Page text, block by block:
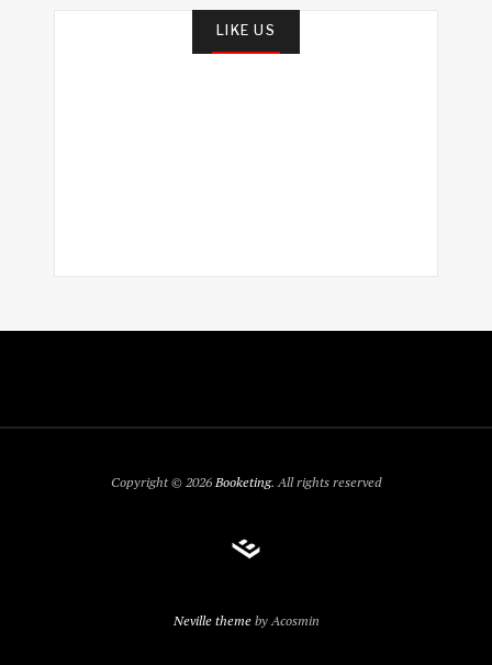
LIKE US
Copyright © 2026Booketing. All rights reserved
Neville themeby Acosmin